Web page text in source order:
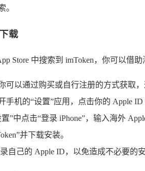
。
载
Store 中搜索到 imToken，你可以借
可以通过购买或自行注册的方式获取
手机的“设置”应用，点击你的 Apple
”中点击“登录 iPhone”，输入海外
并下载安装。
自己的 Apple ID，以免造成不必要的